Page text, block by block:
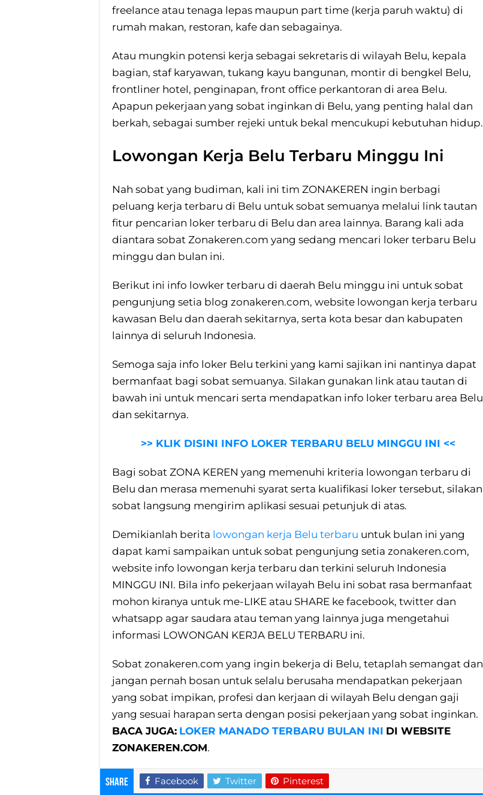
freelance atau tenaga lepas maupun part time (kerja paruh waktu) di
rumah makan, restoran, kafe dan sebagainya.
Atau mungkin potensi kerja sebagai sekretaris di wilayah Belu, kepala
bagian, staf karyawan, tukang kayu bangunan, montir di bengkel Belu,
frontliner hotel, penginapan, front office perkantoran di area Belu.
Apapun pekerjaan yang sobat inginkan di Belu, yang penting halal dan
berkah, sebagai sumber rejeki untuk bekal mencukupi kebutuhan hidup.
Lowongan Kerja Belu Terbaru Minggu Ini
Nah sobat yang budiman, kali ini tim ZONAKEREN ingin berbagi
peluang kerja terbaru di Belu untuk sobat semuanya melalui link tautan
fitur pencarian loker terbaru di Belu dan area lainnya. Barang kali ada
diantara sobat Zonakeren.com yang sedang mencari loker terbaru Belu
minggu dan bulan ini.
Berikut ini info lowker terbaru di daerah Belu minggu ini untuk sobat
pengunjung setia blog zonakeren.com, website lowongan kerja terbaru
kawasan Belu dan daerah sekitarnya, serta kota besar dan kabupaten
lainnya di seluruh Indonesia.
Semoga saja info loker Belu terkini yang kami sajikan ini nantinya dapat
bermanfaat bagi sobat semuanya. Silakan gunakan link atau tautan di
bawah ini untuk mencari serta mendapatkan info loker terbaru area Belu
dan sekitarnya.
>> KLIK DISINI INFO LOKER TERBARU BELU MINGGU INI <<
Bagi sobat ZONA KEREN yang memenuhi kriteria lowongan terbaru di
Belu dan merasa memenuhi syarat serta kualifikasi loker tersebut, silakan
sobat langsung mengirim aplikasi sesuai petunjuk di atas.
Demikianlah berita lowongan kerja Belu terbaru untuk bulan ini yang
dapat kami sampaikan untuk sobat pengunjung setia zonakeren.com,
website info lowongan kerja terbaru dan terkini seluruh Indonesia
MINGGU INI. Bila info pekerjaan wilayah Belu ini sobat rasa bermanfaat
mohon kiranya untuk me-LIKE atau SHARE ke facebook, twitter dan
whatsapp agar saudara atau teman yang lainnya juga mengetahui
informasi LOWONGAN KERJA BELU TERBARU ini.
Sobat zonakeren.com yang ingin bekerja di Belu, tetaplah semangat dan
jangan pernah bosan untuk selalu berusaha mendapatkan pekerjaan
yang sobat impikan, profesi dan kerjaan di wilayah Belu dengan gaji
yang sesuai harapan serta dengan posisi pekerjaan yang sobat inginkan.
BACA JUGA: LOKER MANADO TERBARU BULAN INI DI WEBSITE
ZONAKEREN.COM.
Share Facebook Twitter Pinterest